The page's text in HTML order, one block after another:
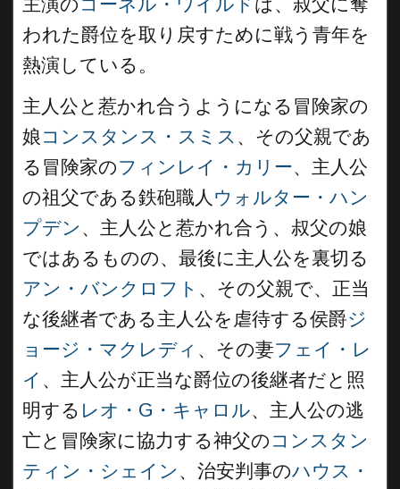
主演の コーネル・ワイルドは、叔父に奪
われた爵位を取り戻すために戦う青年を
熱演している。
主人公と惹かれ合うようになる冒険家の
娘コンスタンス・スミス 、その父親であ
る冒険家のフィンレイ・カリー、主人公
の祖父である鉄砲職人 ウォルター・ハン
プデン 、主人公と惹かれ合う、叔父の娘
ではあるものの、最後に主人公を裏切る
アン・バンクロフト 、その父親で、正当
な後継者である主人公を虐待する侯爵ジ
ョージ・マクレディ 、その妻フェイ・レ
イ 、主人公が正当な爵位の後継者だと照
明する レオ・G・キャロル、主人公の逃
亡と冒険家に協力する神父の コンスタン
ティン・シェイン 、治安判事のハウス・